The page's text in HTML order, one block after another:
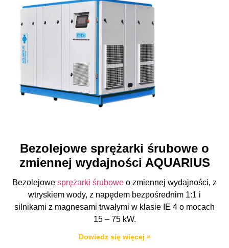
Bezolejowe sprężarki śrubowe o
zmiennej wydajności AQUARIUS
Bezolejowe sprężarki śrubowe o zmiennej wydajności, z
wtryskiem wody, z napędem bezpośrednim 1:1 i
silnikami z magnesami trwałymi w klasie IE 4 o mocach
15 – 75 kW.
Dowiedz się więcej »